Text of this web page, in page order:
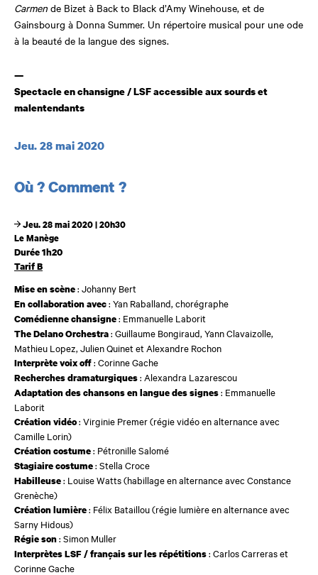
Carmen de Bizet à Back to Black d’Amy Winehouse, et de
Gainsbourg à Donna Summer. Un répertoire musical pour une ode
à la beauté de la langue des signes.
—
Spectacle en chansigne / LSF accessible aux sourds et
malentendants
Dates et horaires
Jeu. 28 mai 2020
Où ? Comment ?
Jeu. 28 mai 2020 | 20h30
Le Manège
Durée 1h20
Tarif B
Mise en scène: Johanny Bert
En collaboration avec: Yan Raballand, chorégraphe
Comédienne chansigne: Emmanuelle Laborit
The Delano Orchestra: Guillaume Bongiraud, Yann Clavaizolle,
Mathieu Lopez, Julien Quinet et Alexandre Rochon
Interprète voix off: Corinne Gache
Recherches dramaturgiques: Alexandra Lazarescou
Adaptation des chansons en langue des signes: Emmanuelle
Laborit
Création vidéo: Virginie Premer (régie vidéo en alternance avec
Camille Lorin)
Création costume: Pétronille Salomé
Stagiaire costume: Stella Croce
Habilleuse: Louise Watts (habillage en alternance avec Constance
Grenèche)
Création lumière: Félix Bataillou (régie lumière en alternance avec
Sarny Hidous)
Régie son: Simon Muller
Interprètes LSF / français sur les répétitions: Carlos Carreras et
Corinne Gache